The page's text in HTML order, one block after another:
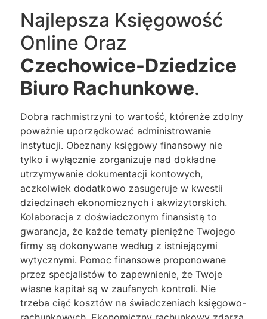
Najlepsza Księgowość
Online Oraz
Czechowice-Dziedzice
Biuro Rachunkowe.
Dobra rachmistrzyni to wartość, którenże zdolny
poważnie uporządkować administrowanie
instytucji. Obeznany księgowy finansowy nie
tylko i wyłącznie zorganizuje nad dokładne
utrzymywanie dokumentacji kontowych,
aczkolwiek dodatkowo zasugeruje w kwestii
dziedzinach ekonomicznych i akwizytorskich.
Kolaboracja z doświadczonym finansistą to
gwarancja, że każde tematy pieniężne Twojego
firmy są dokonywane według z istniejącymi
wytycznymi. Pomoc finansowe proponowane
przez specjalistów to zapewnienie, że Twoje
własne kapitał są w zaufanych kontroli. Nie
trzeba ciąć kosztów na świadczeniach księgowo-